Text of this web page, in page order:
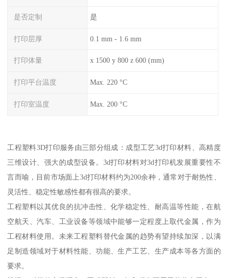
是否定制 是
打印层厚 0.1 mm - 1.6 mm
打印体量 x 1500 y 800 z 600 (mm)
打印平台温度 Max. 220 °C
打印室温度 Max. 200 °C
工程塑料3D打印服务由三部分组成：成型工艺3d打印材料、高精度
三维设计、强大的成型设备。3d打印材料对3d打印机发展重要性不
言而喻，目前市场面上3d打印材料约为200余种，通常对于耐热性、
灵活性、稳定性敏感性都有很高的要求。
工程塑料以其优良的抗冲击性、化学稳定性、耐高温等性能，在航
空航天、汽车、工业设备等领域中能够一定程度上取代金属，作为
工程材料使用。未来工程塑料替代金属的趋势有望持续加深，以满
足制造领域对于材料性能、功能、生产工艺、生产成本等各方面的
要求。